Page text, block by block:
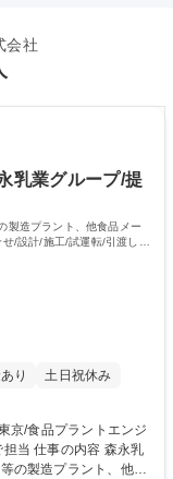
会社
乳業グループ/提
製造プラント、他食品メー
/設計/施工/試運転/引渡しま
り 土日祝休み
森永乳
の製造プラント、他食